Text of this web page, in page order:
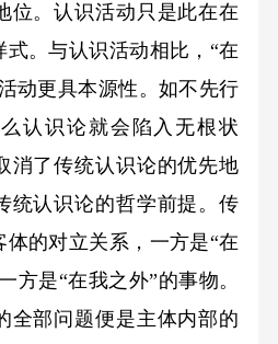
位。认识活动只是此在在
。与认识活动相比，“在
动更具本源性。如不先行
认识论就会陷入无根状
消了传统认识论的优先地
统认识论的哲学前提。传
的对立关系，一方是“在
方是“在我之外”的事物。
全部问题便是主体内部的